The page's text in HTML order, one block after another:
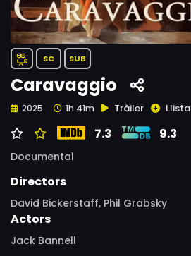
SC SUB
Caravaggio
2025 1h 41m Tràiler Llista
7.3 9.3
Documental
Directors
David Bickerstaff, Phil Grabsky
Actors
Jack Bannell